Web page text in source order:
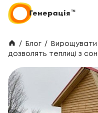
/ Блог /
Вирощувати
дозволять теплиці з